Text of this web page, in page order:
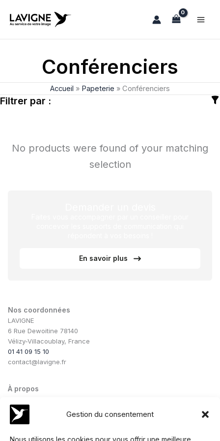
Gestion du consentement
Nous utilisons les cookies pour vous offrir une meilleure
Conférenciers
Accueil » Papeterie » Conférenciers
Filtrer par :
No products were found of your matching
selection
En savoir plus
Nos coordonnées
LAVIGNE
6 Rue Dewoitine 78140
Vélizy-Villacoublay, France
01 41 09 15 10
contact@lavigne.fr
À propos
Notre équipe
Nos conseils